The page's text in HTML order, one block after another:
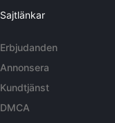
Sajtlänkar
Erbjudanden
Annonsera
Kundtjänst
DMCA